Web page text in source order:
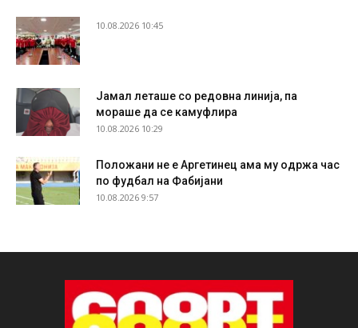
10.08.2026 10:45
Јамал леташе со редовна линија, па
мораше да се камуфлира
10.08.2026 10:29
Положани не е Аргетинец ама му одржа час
по фудбал на Фабијани
10.08.2026 9:57